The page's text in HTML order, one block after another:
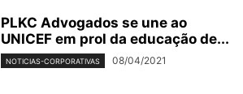
PLKC Advogados se une ao
UNICEF em prol da educação de...
NOTICIAS-CORPORATIVAS 08/04/2021